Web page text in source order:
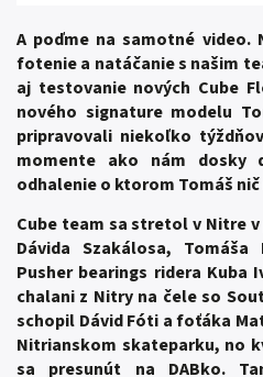
A poďme na samotné video.
fotenie a natáčanie s našim
aj testovanie nových Cube
nového signature modelu
pripravovali niekoľko
momente ako nám dosky
odhalenie o ktorom Tomáš
Cube team sa stretol v Nitre
Dávida Szakálosa,
Pusher bearings ridera Kuba
chalani z Nitry na čele so
schopil Dávid Fóti a foťáka
Nitrianskom skateparku, no
sa presunút na DABko.